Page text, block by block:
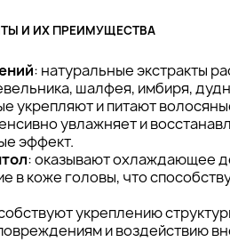
И ИХ ПРЕИМУЩЕСТВА
: натуральные экстракты
шалфея, имбиря,
укрепляют и питают
увлажняет и
эффект.
: оказывают охлаждающее
в коже головы, что
укреплению
и воздействию